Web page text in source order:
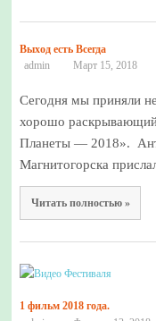
Выход есть Всегда
admin
Март 15, 2018
Сегодня мы приняли
хорошо
Планеты — 2018».
Магнитогорска
Читать полностью »
1 фильм 2018 года.